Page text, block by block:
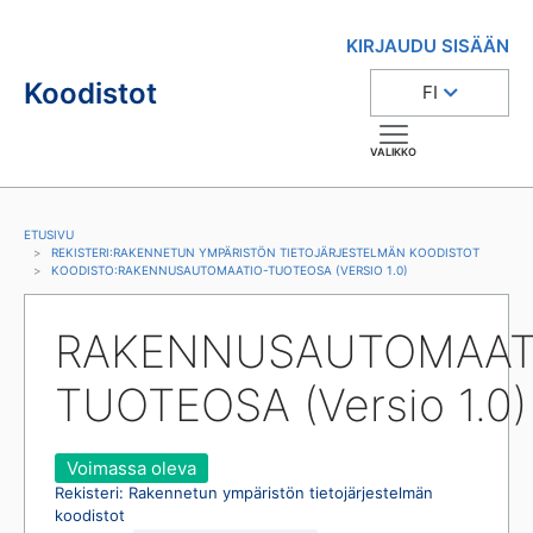
Koodistot
KIRJAUDU SISÄÄN
FI
VALIKKO
ETUSIVU
REKISTERI:RAKENNETUN YMPÄRISTÖN TIETOJÄRJESTELMÄN KOODISTOT
KOODISTO:RAKENNUSAUTOMAATIO-TUOTEOSA (VERSIO 1.0)
TUOTEOSA (Versio 1.0)
Voimassa oleva
Rekisteri: Rakennetun ympäristön tietojärjestelmän
koodistot